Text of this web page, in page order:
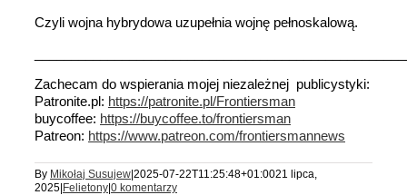
Czyli wojna hybrydowa uzupełnia wojnę pełnoskalową.
Zachecam do wspierania mojej niezależnej publicystyki:
Patronite.pl: https://patronite.pl/Frontiersman
buycoffee: https://buycoffee.to/frontiersman
Patreon: https://www.patreon.com/frontiersmannews
By Mikołaj Susujew|2025-07-22T11:25:48+01:0021 lipca,
2025|Felietony|0 komentarzy